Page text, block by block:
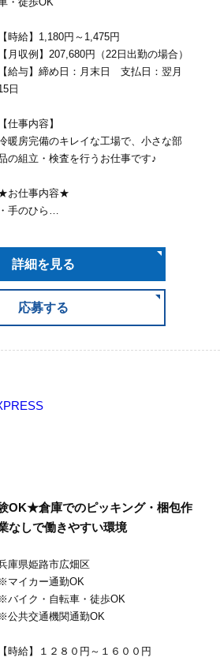
【時給】1,180円～1,475円
【月収例】207,680円（22日出勤の場合）
【給与】締め日：月末日 支払日：翌月
日
【仕事内容】
暖房完備のキレイな工場で、小さな部
の組立・検査を行うお仕事です♪
お仕事内容★
・手のひら…
詳細を見る
応募する
OK★倉庫でのピッキング・梱包作
なしで働きやすい環境
庫県姫路市広畑区
※マイカー通勤OK
※バイク・自転車・徒歩OK
※公共交通機関通勤OK
【時給】１２８０円～１６００円